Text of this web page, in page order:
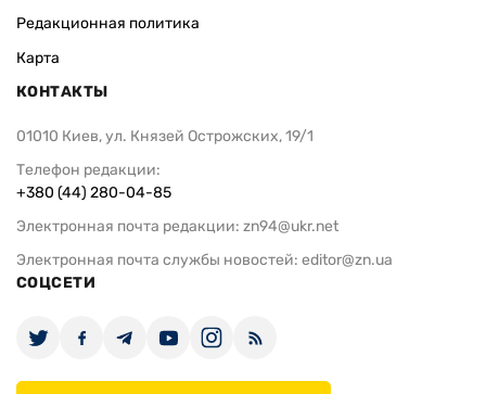
Редакционная политика
Карта
КОНТАКТЫ
01010 Киев, ул. Князей Острожских, 19/1
Телефон редакции:
+380 (44) 280-04-85
Электронная почта редакции: zn94@ukr.net
Электронная почта службы новостей: editor@zn.ua
СОЦСЕТИ